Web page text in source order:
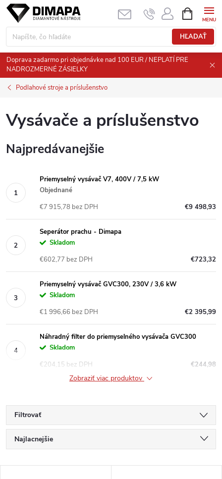
Prejsť
obsah
HĽADAŤ
KOŠÍK
Doprava zadarmo pri objednávke nad 100 EUR / NEPLATÍ PRE
NADROZMERNÉ ZÁSIELKY
Podlahové stroje a príslušenstvo
Vysávače a príslušenstvo
Najpredávanejšie
Priemyselný vysávač V7, 400V / 7,5 kW
Objednané
€9 498,93
€7 915,78 bez DPH
Seperátor prachu - Dimapa
Skladom
€723,32
€602,77 bez DPH
Priemyselný vysávač GVC300, 230V / 3,6 kW
Skladom
€2 395,99
€1 996,66 bez DPH
Náhradný filter do priemyselného vysávača GVC300
Skladom
€244,98
€204,15 bez DPH
Zobraziť viac produktov
Filtrovať
R
a
Najlacnejšie